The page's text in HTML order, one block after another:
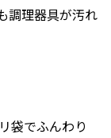
調理器具が汚れ
袋でふんわり